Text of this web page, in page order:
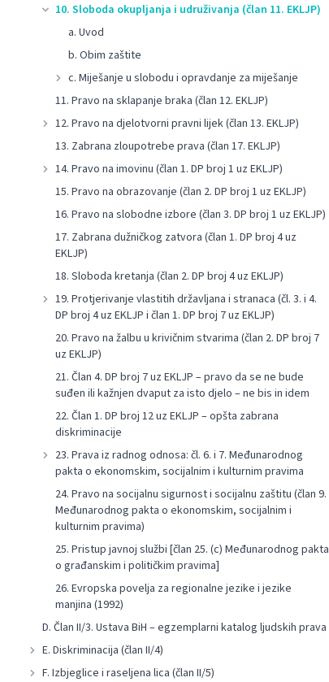
10. Sloboda okupljanja i udruživanja (član 11. EKLJP)
a. Uvod
b. Obim zaštite
c. Miješanje u slobodu i opravdanje za miješanje
11. Pravo na sklapanje braka (član 12. EKLJP)
12. Pravo na djelotvorni pravni lijek (član 13. EKLJP)
13. Zabrana zloupotrebe prava (član 17. EKLJP)
14. Pravo na imovinu (član 1. DP broj 1 uz EKLJP)
15. Pravo na obrazovanje (član 2. DP broj 1 uz EKLJP)
16. Pravo na slobodne izbore (član 3. DP broj 1 uz EKLJP)
17. Zabrana dužničkog zatvora (član 1. DP broj 4 uz
EKLJP)
18. Sloboda kretanja (član 2. DP broj 4 uz EKLJP)
19. Protjerivanje vlastitih državljana i stranaca (čl. 3. i 4.
DP broj 4 uz EKLJP i član 1. DP broj 7 uz EKLJP)
20. Pravo na žalbu u krivičnim stvarima (član 2. DP broj 7
uz EKLJP)
21. Član 4. DP broj 7 uz EKLJP – pravo da se ne bude
suđen ili kažnjen dvaput za isto djelo – ne bis in idem
22. Član 1. DP broj 12 uz EKLJP – opšta zabrana
diskriminacije
23. Prava iz radnog odnosa: čl. 6. i 7. Međunarodnog
pakta o ekonomskim, socijalnim i kulturnim pravima
24. Pravo na socijalnu sigurnost i socijalnu zaštitu (član 9.
Međunarodnog pakta o ekonomskim, socijalnim i
kulturnim pravima)
25. Pristup javnoj službi [član 25. (c) Međunarodnog pakta
o građanskim i političkim pravima]
26. Evropska povelja za regionalne jezike i jezike
manjina (1992)
D. Član II/3. Ustava BiH – egzemplarni katalog ljudskih prava
E. Diskriminacija (član II/4)
F. Izbjeglice i raseljena lica (član II/5)